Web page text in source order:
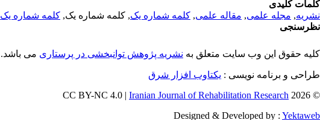
کلمات کلیدی
نشریه, مجله علمی, مقاله علمی, کلمه شماره یک, کلمه شماره یک, کلمه شماره یک
نظرسنجی
کلیه حقوق این وب سایت متعلق به نشریه پژوهش توانبخشی در پرستاری می باشد.
طراحی و برنامه نویسی : یکتاوب افزار شرق
© 2026 CC BY-NC 4.0 |
Iranian Journal of Rehabilitation Research
Designed & Developed by : Yektaweb